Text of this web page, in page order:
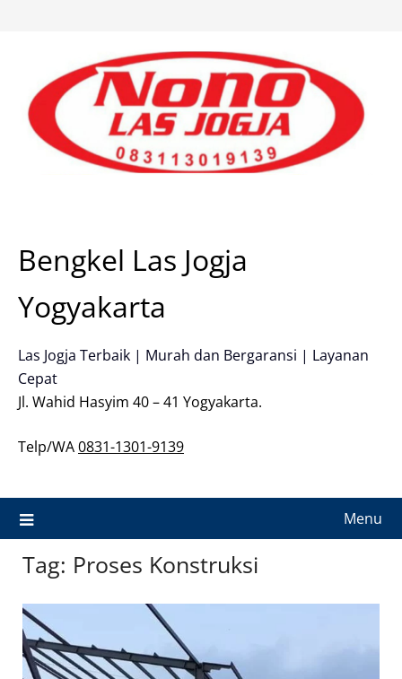
Bengkel Las Jogja
Yogyakarta
Las Jogja Terbaik | Murah dan Bergaransi | Layanan
Cepat
Jl. Wahid Hasyim 40 – 41 Yogyakarta.
Telp/WA0831-1301-9139
Menu
Tag: Proses Konstruksi